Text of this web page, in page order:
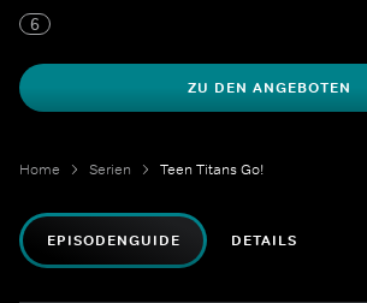
6
ZU DEN ANGEBOTEN
Home Serien Teen Titans Go!
EPISODENGUIDE DETAILS